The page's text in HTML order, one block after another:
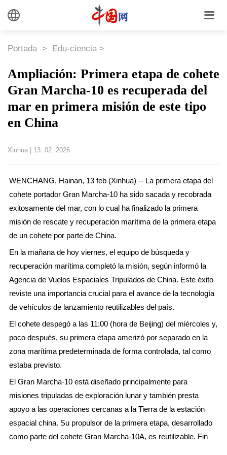
Portada > Edu-ciencia >
Ampliación: Primera etapa de cohete
Gran Marcha-10 es recuperada del
mar en primera misión de este tipo
en China
Xinhua 13. 02. 2026
WENCHANG, Hainan, 13 feb (Xinhua) -- La primera etapa del
cohete portador Gran Marcha-10 ha sido sacada y recobrada
exitosamente del mar, con lo cual ha finalizado la primera
misión de rescate y recuperación marítima de la primera etapa
de un cohete por parte de China.
En la mañana de hoy viernes, el equipo de búsqueda y
recuperación marítima completó la misión, según informó la
Agencia de Vuelos Espaciales Tripulados de China. Este éxito
reviste una importancia crucial para el avance de la tecnología
de vehículos de lanzamiento reutilizables del país.
El cohete despegó a las 11:00 (hora de Beijing) del miércoles y,
poco después, su primera etapa amerizó por separado en la
zona marítima predeterminada de forma controlada, tal como
estaba previsto.
El Gran Marcha-10 está diseñado principalmente para
misiones tripuladas de exploración lunar y también presta
apoyo a las operaciones cercanas a la Tierra de la estación
espacial china. Su propulsor de la primera etapa, desarrollado
como parte del cohete Gran Marcha-10A, es reutilizable. Fin